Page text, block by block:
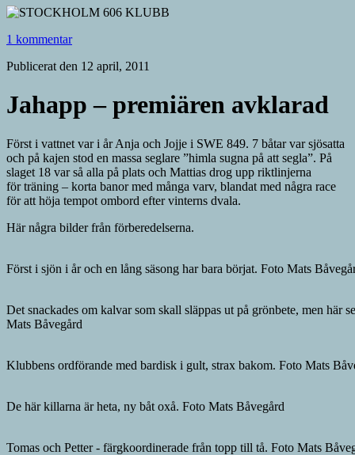
1 kommentar
Publicerat den 12 april, 2011
Jahapp – premiären avklarad
Först i vattnet var i år Anja och Jojje i SWE 849. 7 båtar var sjösatta
och på kajen stod en massa seglare ”himla sugna på att segla”. På
slaget 18 var så alla på plats och Mattias drog upp riktlinjerna
för träning – korta banor med många varv, blandat med några race
för att höja tempot ombord efter vinterns dvala.
Här några bilder från förberedelserna.
Först i sjön i år och en lång säsong har bara börjat. Foto Mats
Det snackades om kalvar som skall släppas ut på grönbete, men här
Mats Båvegård
Klubbens ordförande med bardisk i gult, strax bakom. Foto Mats
De här killarna är heta, ny båt oxå. Foto Mats Båvegård
Tomas och Petter - färgkoordinerade från topp till tå. Foto Mats